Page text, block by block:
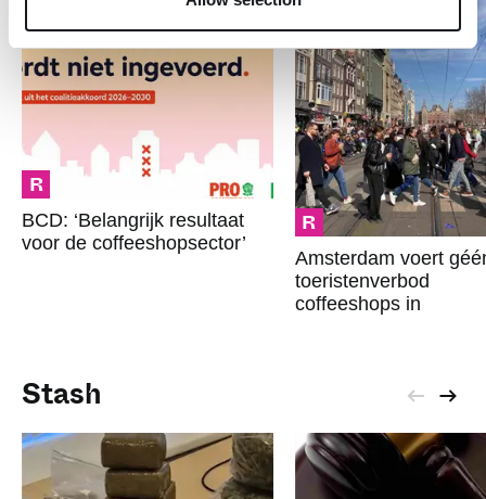
R
BCD: ‘Belangrijk resultaat
voor de coffeeshopsector’
R
Amsterdam voert
toeristenverbod
coffeeshops in
Stash